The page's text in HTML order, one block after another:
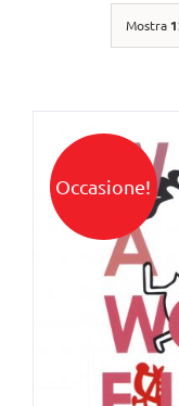
Mostra
Occasione!